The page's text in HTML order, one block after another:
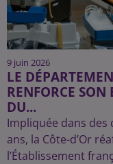
9 juin 2026
LE
RENFORCE
DU...
Impliquée dans des
ans, la Côte-d’Or
l’Établissement